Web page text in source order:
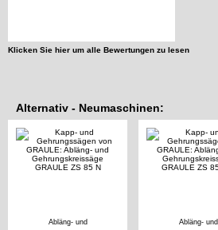
Klicken Sie hier um alle Bewertungen zu lesen
Alternativ - Neumaschinen:
Abläng- und
Abläng- und